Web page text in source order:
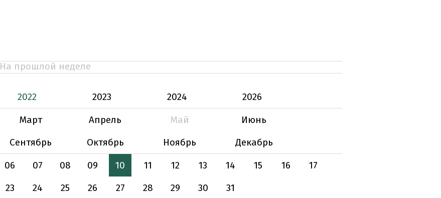
На прошлой неделе
2022 2023 2024
2026
Март Апрель Май
Июнь
Сентябрь Октябрь Ноябрь
Декабрь
06 07 08 09 10 11 12 13 14 15 16
17
23 24 25 26 27 28 29 30 31